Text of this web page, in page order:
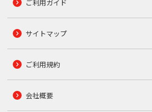
ご利用ガイド
サイトマップ
ご利用規約
会社概要